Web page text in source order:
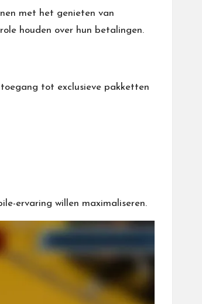
met het genieten van
houden over hun betalingen.
tot exclusieve pakketten
ervaring willen maximaliseren.